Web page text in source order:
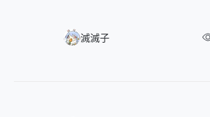
109 款《賽馬娘 Pretty Derby》遊戲角
滅滅子